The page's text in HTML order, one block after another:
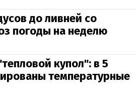
до ливней со
погоды на неделю
купол": в 5
температурные